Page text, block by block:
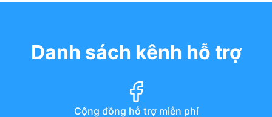
Danh sách kênh hỗ trợ
Cộng đồng hỗ trợ miễn phí